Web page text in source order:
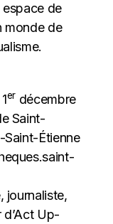
espace de
monde de
er décembre
Saint-
Saint-Étienne
journaliste,
Up-